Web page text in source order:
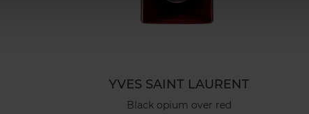
YVES SAINT LAURENT
Black opium over red